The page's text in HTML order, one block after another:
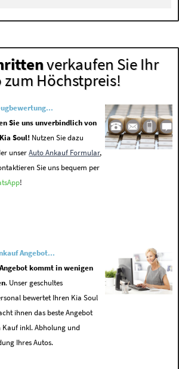
verkaufen Sie Ihr
zum Höchstpreis!
Sie uns unverbindlich von
Soul! Nutzen Sie dazu
unserAuto Ankauf Formular,
Sie uns bequem per
!
Angebot...
kommt in wenigen
. Unser geschultes
bewertet Ihren Kia Soul
ihnen das beste Angebot
Kauf inkl. Abholung und
Ihres Autos.